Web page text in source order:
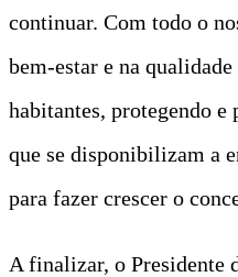
continuar. Com todo o
bem-estar e na
habitantes, protegendo e
que se disponibilizam a
para fazer crescer o
A finalizar, o Presidente